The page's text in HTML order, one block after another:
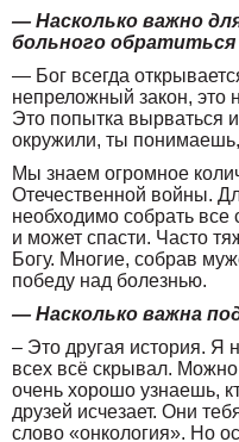
— Насколько важно
больного обратиться
— Бог всегда
непреложный закон, это
Это попытка вырваться
окружили, ты
Мы знаем огромное
Отечественной войны.
необходимо собрать все
и может спасти. Часто
Богу. Многие, собрав
победу над болезнью.
— Насколько важна
– Это другая история. Я
всех всё скрывал. Можно
очень хорошо узнаешь,
друзей исчезает. Они
слово «онкология». Но